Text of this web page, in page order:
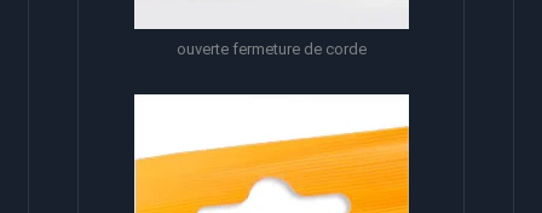
ouverte fermeture de corde